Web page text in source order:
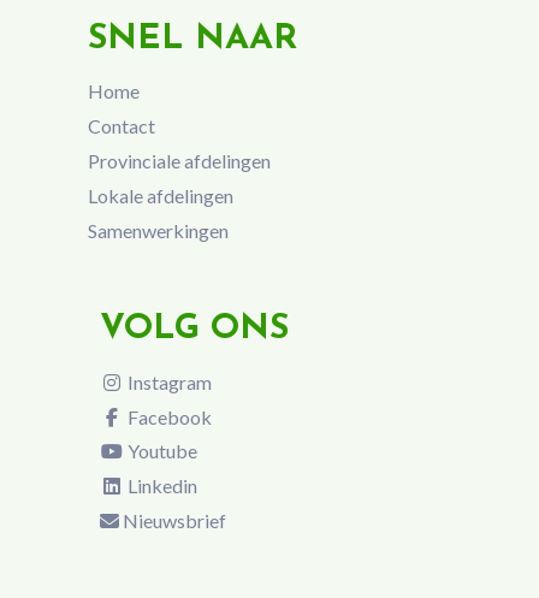
SNEL NAAR
Home
Contact
Provinciale afdelingen
Lokale afdelingen
Samenwerkingen
VOLG ONS
Instagram
Facebook
Youtube
Linkedin
Nieuwsbrief